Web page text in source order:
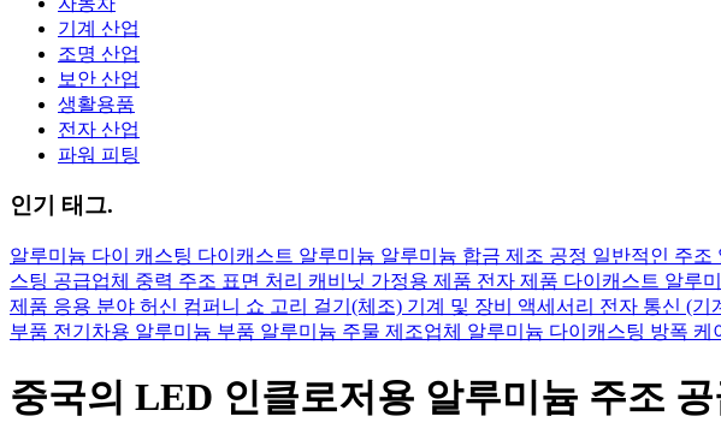
기계 산업
조명 산업
보안 산업
생활용품
전자 산업
파워 피팅
인기 태그.
알루미늄 다이 캐스팅 다이캐스트 알루미늄 알루미늄 합금 제조 공정 일반적인 주조
스팅 공급업체 중력 주조 표면 처리 캐비닛 가정용 제품 전자 제품 다이캐스트 알루
제품 응용 분야 허신 컴퍼니 쇼 고리 걸기(체조) 기계 및 장비 액세서리 전자 통신 (기
부품 전기차용 알루미늄 부품 알루미늄 주물 제조업체 알루미늄 다이캐스팅 방폭 케
중국의 LED 인클로저용 알루미늄 주조